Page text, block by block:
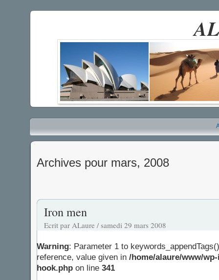
Archives pour mars, 2008
Iron men
Ecrit par ALaure / samedi 29 mars 2008
Warning: Parameter 1 to
reference, value given in /home/alaure/www/
hook.php on line 341